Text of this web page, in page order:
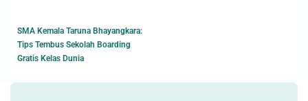
SMA Kemala Taruna Bhayangkara:
Tips Tembus Sekolah Boarding
Gratis Kelas Dunia